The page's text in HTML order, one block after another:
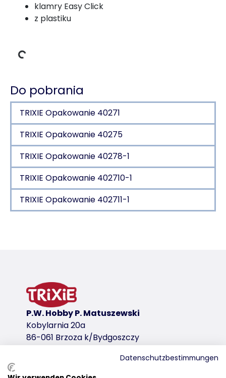
klamry Easy Click
z plastiku
Dane ładowania
Do pobrania
TRIXIE Opakowanie 40271
TRIXIE Opakowanie 40275
TRIXIE Opakowanie 40278-1
TRIXIE Opakowanie 402710-1
TRIXIE Opakowanie 402711-1
wariant produktu
wariant produktu: unikalny numer
Wymiary
40 × 40 × 56 cm
Kolor
ciemnoszary/jasnoszary
P.W. Hobby P. Matuszewski
Kobylarnia 20a
86-061 Brzoza k/Bydgoszczy
Datenschutzbestimmungen